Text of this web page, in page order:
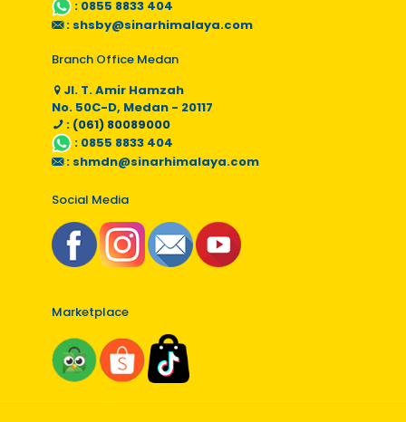
: 0855 8833 404
: shsby@sinarhimalaya.com
Branch Office Medan
Jl. T. Amir Hamzah
No. 50C-D, Medan - 20117
: (061) 80089000
: 0855 8833 404
: shmdn@sinarhimalaya.com
Social Media
Marketplace